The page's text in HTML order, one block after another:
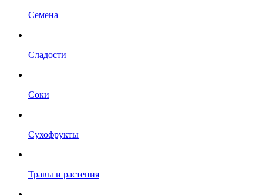
Семена
Сладости
Соки
Сухофрукты
Травы и растения